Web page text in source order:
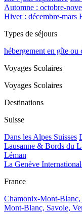
Automne : octobre-
Hiver : décembre-mars
Types de séjours
hébergement en gîte ou
Voyages Scolaires
Voyages Scolaires
Destinations
Suisse
Dans les Alpes Suisses
Lausanne & Bords du
Léman
La Genève
France
Chamonix-Mont-Blanc,
Mont-Blanc, Savoie,